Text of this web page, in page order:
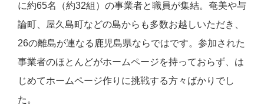
に約65名（約32組）の事業者と職員が集結。奄美や与
論町、屋久島町などの島からも多数お越しいただき、
26の離島が連なる鹿児島県ならではです。参加された
事業者のほとんどがホームページを持っておらず、は
じめてホームページ作りに挑戦する方々ばかりでし
た。